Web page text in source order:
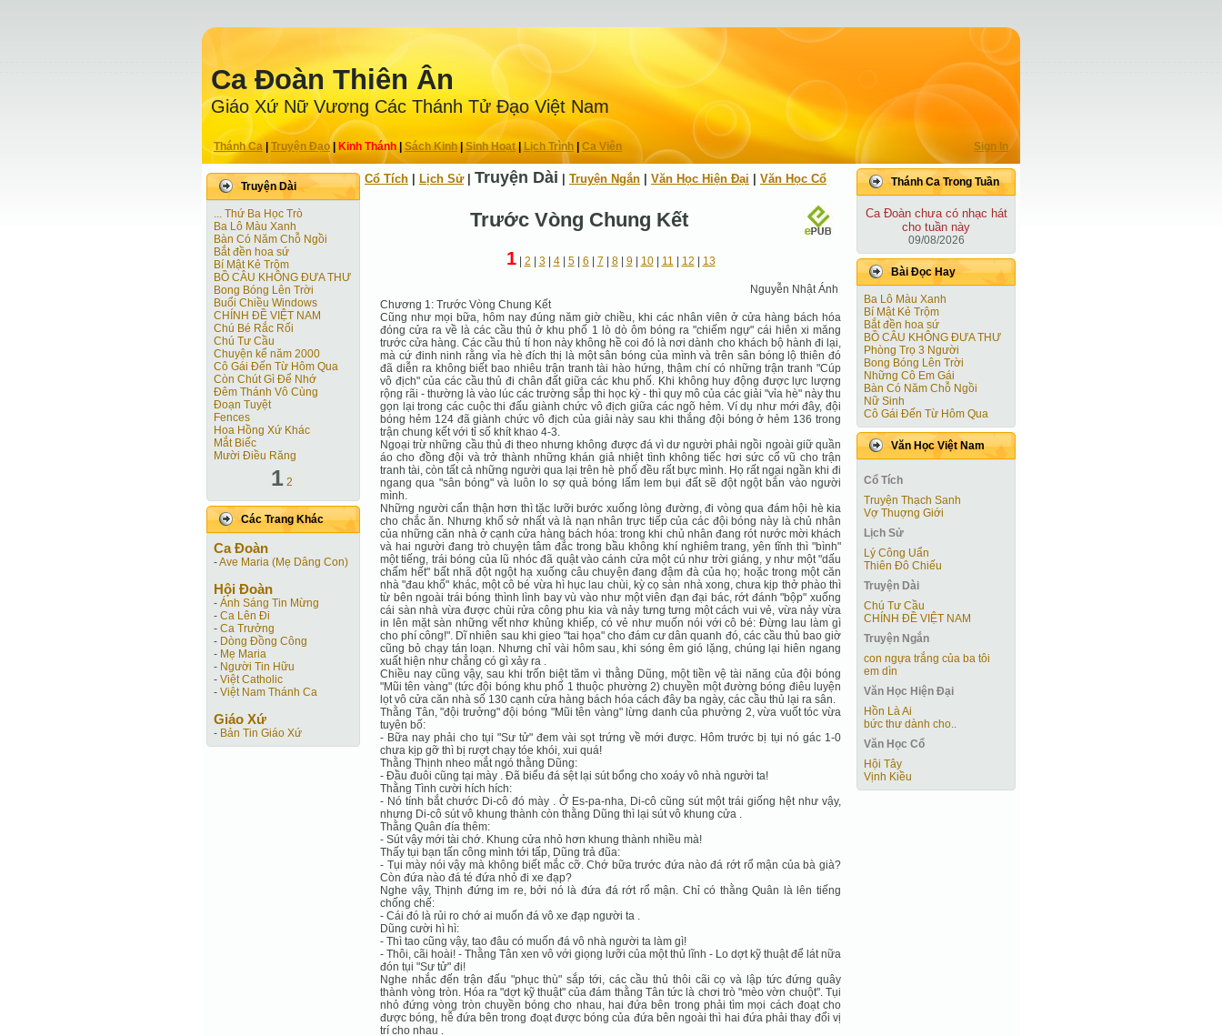
Ca Ðoàn Thiên Ân
Giáo Xứ Nữ Vương Các Thánh Tử Ðạo Việt Nam
Thánh Ca Truyện Ðạo| Kinh Thánh Sách Kinh|Sinh Hoạt| Lịch Trình Ca Viên Sign In
Truyện Dài
... Thứ Ba Học Trò
Ba Lô Màu Xanh
Bàn Có Năm Chỗ Ngồi
Bắt đền hoa sứ
Bí Mật Kẻ Trộm
BỒ CÂU KHÔNG ĐƯA THƯ
Bong Bóng Lên Trời
Buổi Chiều Windows
CHÍNH ĐỀ VIỆT NAM
Chú Bé Rắc Rối
Chú Tư Cầu
Chuyện kể năm 2000
Cô Gái Ðến Từ Hôm Qua
Còn Chút Gì Ðể Nhớ
Đêm Thánh Vô Cùng
Ðoạn Tuyệt
Fences
Hoa Hồng Xứ Khác
Mắt Biếc
Mười Điều Răng
1 2
Các Trang Khác
Ca Ðoàn
-Ave Maria (Mẹ Dâng Con)
Hội Ðoàn
- Ánh Sáng Tin Mừng
- Ca Lên Đi
- Ca Trưởng
- Dòng Đồng Công
- Mẹ Maria
- Người Tin Hữu
- Việt Catholic
- Việt Nam Thánh Ca
Giáo Xứ
- Bản Tin Giáo Xứ
Cổ Tích Lịch Sử| Truyện Dài Truyện Ngắn Văn Học Hiện Ðại Văn Học Cổ
Trước Vòng Chung Kết
1| 2 3| 4| 5| 6 7 8| 9| 10| 11 12 13
Nguyễn Nhật Ánh
Chương 1: Trước Vòng Chung Kết
Cũng như mọi bữa, hôm nay đúng năm giờ chiều, khi các nhân viên ở cửa hàng bách hóa
đóng cửa ra về là các cầu thủ ở khu phố 1 lò dò ôm bóng ra "chiếm ngự" cái hiên xi măng
trước cửa hàng. Các cầu thủ tí hon này không hề coi đó là nơi dành cho khách bộ hành đi lại,
mà cứ đinh ninh rằng vỉa hè đích thị là một sân bóng của mình và trên sân bóng lộ thiên đó
đã diễn ra không biết bao nhiêu trận tranh tài hào hứng, thậm chí có những trận tranh "Cúp
vô địch" của các cầu thủ đi chân đất giữa các khu phố. Khi không huy động được lực lượng
rộng rãi - thường là vào lúc các trường sắp thi học kỳ - thì quy mô của các giải "vỉa hè" này thu
gọn lại trong các cuộc thi đấu giành chức vô địch giữa các ngõ hẻm. Ví dụ như mới đây, đội
bóng hẻm 124 đã giành chức vô địch của giải này sau khi thắng đội bóng ở hẻm 136 trong
trận chung kết với tỉ số khít khao 4-3.
Ngoại trừ những cầu thủ đi theo nhưng không được đá vì dư người phải ngồi ngoài giữ quần
áo cho đồng đội và trở thành những khán giả nhiệt tình không tiếc hơi sức cổ vũ cho trận
tranh tài, còn tất cả những người qua lại trên hè phố đều rất bực mình. Họ rất ngại ngần khi đi
ngang qua "sân bóng" và luôn lo sợ quả bóng lấm lem bụi đất sẽ đột ngột bắn vào người
mình.
Những người cẩn thận hơn thì tặc lưỡi bước xuống lòng đường, đi vòng qua đám hội hè kia
cho chắc ăn. Nhưng khổ sở nhất và là nạn nhân trực tiếp của các đội bóng này là chủ nhân
của những căn nhà ở cạnh cửa hàng bách hóa: trong khi chủ nhân đang rót nước mời khách
và hai người đang trò chuyện tâm đắc trong bầu không khí nghiêm trang, yên tĩnh thì "bình"
một tiếng, trái bóng của lũ nhóc đã quật vào cánh cửa một cú như trời giáng, y như một "dấu
chấm hết" bất nhã đột ngột hạ xuống câu chuyện đang đậm đà của họ; hoặc trong một căn
nhà "đau khổ" khác, một cô bé vừa hì hục lau chùi, kỳ cọ sàn nhà xong, chưa kịp thở phào thì
từ bên ngoài trái bóng thình lình bay vù vào như một viên đạn đại bác, rớt đánh "bộp" xuống
cái sàn nhà vừa được chùi rửa công phu kia và nảy tưng tưng một cách vui vẻ, vừa nảy vừa
in lên mặt sàn những vết nhơ khủng khiếp, có vẻ như muốn nói với cô bé: Đừng lau làm gì
cho phí công!". Dĩ nhiên sau khi gieo "tai họa" cho đám cư dân quanh đó, các cầu thủ bao giờ
cũng bỏ chạy tán loạn. Nhưng chỉ vài hôm sau, khi sóng êm gió lặng, chúng lại hiên ngang
xuất hiện như chẳng có gì xảy ra .
Chiều nay cũng vậy, sau khi trốn biệt tăm vì thằng Dũng, một tiền vệ tài năng của đội bóng
"Mũi tên vàng" (tức đội bóng khu phố 1 thuộc phường 2) chuyền một đường bóng điêu luyện
lọt vô cửa căn nhà số 130 cạnh cửa hàng bách hóa cách đây ba ngày, các cầu thủ lại ra sân.
Thằng Tân, "đội trưởng" đội bóng "Mũi tên vàng" lừng danh của phường 2, vừa vuốt tóc vừa
tuyên bố:
- Bữa nay phải cho tụi "Sư tử" đem vài sọt trứng về mới được. Hôm trước bị tụi nó gác 1-0
chưa kịp gỡ thì bị rượt chạy tóe khói, xui quá!
Thằng Thịnh nheo mắt ngó thằng Dũng:
- Đầu đuôi cũng tại mày . Đã biểu đá sệt lại sút bổng cho xoáy vô nhà người ta!
Thằng Tình cười hích hích:
- Nó tính bắt chước Di-cô đó mày . Ở Es-pa-nha, Di-cô cũng sút một trái giống hệt như vậy,
nhưng Di-cô sút vô khung thành còn thằng Dũng thì lại sút vô khung cửa .
Thằng Quân đía thêm:
- Sút vậy mới tài chớ. Khung cửa nhỏ hơn khung thành nhiều mà!
Thấy tụi bạn tấn công mình tới tấp, Dũng trả đũa:
- Tụi mày nói vậy mà không biết mắc cỡ. Chớ bữa trước đứa nào đá rớt rổ mận của bà già?
Còn đứa nào đá té đứa nhỏ đi xe đạp?
Nghe vậy, Thịnh đứng im re, bởi nó là đứa đá rớt rổ mận. Chỉ có thằng Quân là lên tiếng
chống chế:
- Cái đó là rủi ro chớ ai muốn đá vô xe đạp người ta .
Dũng cười hì hì:
- Thì tao cũng vậy, tao đâu có muốn đá vô nhà người ta làm gì!
- Thôi, cãi hoài! - Thằng Tân xen vô với giọng lưỡi của một thủ lĩnh - Lo dợt kỹ thuật để lát nữa
đón tụi "Sư tử" đi!
Nghe nhắc đến trận đấu "phục thù" sắp tới, các cầu thủ thôi cãi cọ và lập tức đứng quây
thành vòng tròn. Hóa ra "dợt kỹ thuật" của đám thằng Tân tức là chơi trò "mèo vờn chuột". Tụi
nhỏ đứng vòng tròn chuyền bóng cho nhau, hai đứa bên trong phải tìm mọi cách đoạt cho
được bóng, hễ đứa bên trong đoạt được bóng của đứa bên ngoài thì hai đứa phải thay đổi vị
trí cho nhau .
Thánh Ca Trong Tuần
Ca Ðoàn chưa có nhạc hát
cho tuần này
09/08/2026
Bài Ðọc Hay
Ba Lô Màu Xanh
Bí Mật Kẻ Trộm
Bắt đền hoa sứ
BỒ CÂU KHÔNG ĐƯA THƯ
Phòng Trọ 3 Người
Bong Bóng Lên Trời
Những Cô Em Gái
Bàn Có Năm Chỗ Ngồi
Nữ Sinh
Cô Gái Ðến Từ Hôm Qua
Văn Học Việt Nam
Cổ Tích
Truyện Thạch Sanh
Vợ Thuợng Giới
Lịch Sử
Lý Công Uẩn
Thiên Đô Chiếu
Truyện Dài
Chú Tư Cầu
CHÍNH ĐỀ VIỆT NAM
Truyện Ngắn
con ngựa trắng của ba tôi
em dìn
Văn Học Hiện Ðại
Hồn Là Ai
bức thư dành cho..
Văn Học Cổ
Hội Tây
Vịnh Kiều